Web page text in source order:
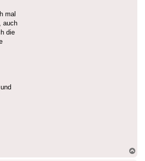
mal
auch
die